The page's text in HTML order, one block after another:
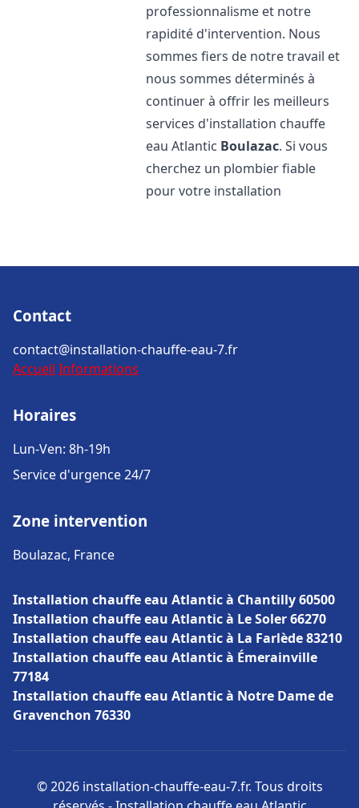
professionnalisme et notre
rapidité d'intervention. Nous
sommes fiers de notre travail et
nous sommes déterminés à
continuer à offrir les meilleurs
services d'installation chauffe
eau Atlantic Boulazac. Si vous
cherchez un plombier fiable
pour votre installation
Contact
contact@installation-chauffe-eau-7.fr
Accueil Informations
Horaires
Lun-Ven: 8h-19h
Service d'urgence 24/7
Zone intervention
Boulazac, France
Installation chauffe eau Atlantic à Chantilly 60500
Installation chauffe eau Atlantic à Le Soler 66270
Installation chauffe eau Atlantic à La Farlède 83210
Installation chauffe eau Atlantic à Émerainville
77184
Installation chauffe eau Atlantic à Notre Dame de
Gravenchon 76330
© 2026 installation-chauffe-eau-7.fr. Tous droits